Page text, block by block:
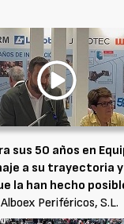
sus 50 años en
a su trayectoria y
la han hecho
Alboex Periféricos, S.L.